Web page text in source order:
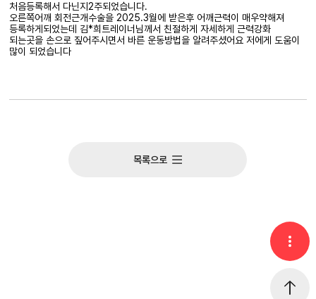
처음등록해서 다닌지2주되었습니다.
오른쪽어깨 회전근개수술을 2025.3월에 받은후 어깨근력이 매우약해져
등록하게되었는데 김*희트레이너님께서 친절하게 자세하게 근력강화
되는곳을 손으로 짚어주시면서 바른 운동방법을 알려주셨어요 저에게 도움이
많이 되었습니다
목록으로